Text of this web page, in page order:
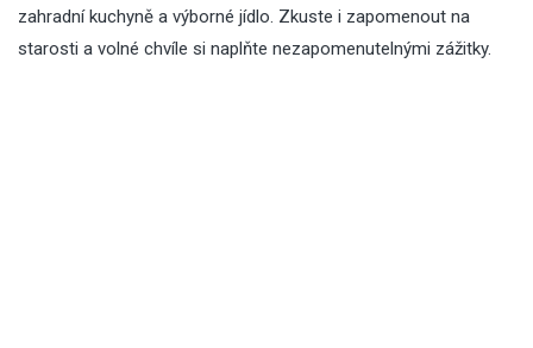
zahradní kuchyně a výborné jídlo. Zkuste i zapomenout na
starosti a volné chvíle si naplňte nezapomenutelnými zážitky.